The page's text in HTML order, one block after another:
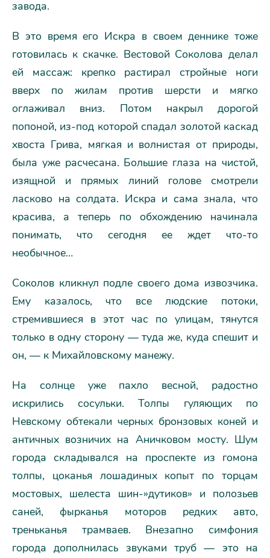
завода.
В это время его Искра в своем деннике тоже
готовилась к скачке. Вестовой Соколова делал
ей массаж: крепко растирал стройные ноги
вверх по жилам против шерсти и мягко
оглаживал вниз. Потом накрыл дорогой
попоной, из-под которой спадал золотой каскад
хвоста Грива, мягкая и волнистая от природы,
была уже расчесана. Большие глаза на чистой,
изящной и прямых линий голове смотрели
ласково на солдата. Искра и сама знала, что
красива, а теперь по обхождению начинала
понимать, что сегодня ее ждет что-то
необычное…
Соколов кликнул подле своего дома извозчика.
Ему казалось, что все людские потоки,
стремившиеся в этот час по улицам, тянутся
только в одну сторону — туда же, куда спешит и
он, — к Михайловскому манежу.
На солнце уже пахло весной, радостно
искрились сосульки. Толпы гуляющих по
Невскому обтекали черных бронзовых коней и
античных возничих на Аничковом мосту. Шум
города складывался на проспекте из гомона
толпы, цоканья лошадиных копыт по торцам
мостовых, шелеста шин-»дутиков» и полозьев
саней, фырканья моторов редких авто,
треньканья трамваев. Внезапно симфония
города дополнилась звуками труб — это на